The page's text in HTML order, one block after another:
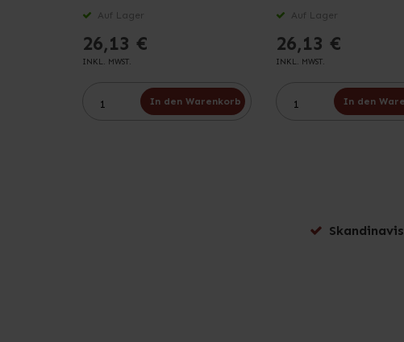
Auf Lager
26,13 €
INKL. MWST.
In den Warenkorb
Auf Lager
26,13 €
INKL. MWST.
In den